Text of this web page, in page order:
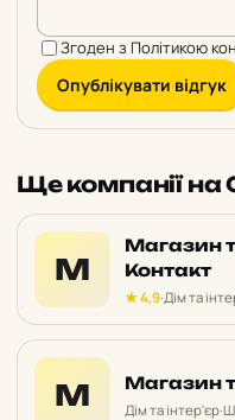
Згоден з Політикою
Опублікувати відгук
Ще компанії на
М
Магазин
Контакт
★ 4,9·Дім та
М Магазин
Дім та інтер'єр·